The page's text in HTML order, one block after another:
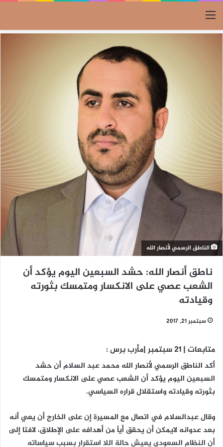
القائمة
الناطق الرسمي لأنصار الله
ناطق أنصار الله: حشد السبعين اليوم يؤكد أن
الشعب عصي على الانكسار ومتمسك بثورته
وقيادته
سبتمبر 21, 2017
متابعات | 21 سبتمبر |مأرب برس :
أكد الناطق الرسمي لأنصار الله محمد عبد السلام أن حشد
السبعين اليوم يؤكد أن الشعب عصي على الانكسار ومتمسك
بثورته وقيادته واستقلال قراره السياسي.
وقال عبدالسلام في اتصال مع المسيرة إن على الخارج أن يعي أنه
بعد عدوانه لايمكن أن يحقق أياً من أهدافه على الإطلاق، لافتا إلى
أن النظام السعودي يعيش حالة اللا استقرار بسبب سياساته